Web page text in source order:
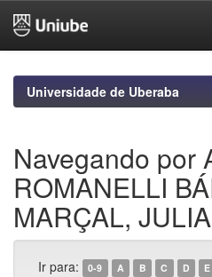
navigationUniversidade de Uberaba
Navegando por
ROMANELLI
MARÇAL,
Ir para: 0-9 A B C D E